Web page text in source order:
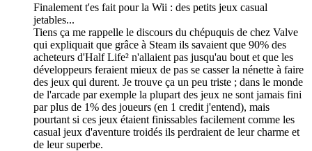
Finalement t'es fait pour la Wii : des petits jeux casual
jetables...
Tiens ça me rappelle le discours du chépuquis de chez Valve
qui expliquait que grâce à Steam ils savaient que 90% des
acheteurs d'Half Life² n'allaient pas jusqu'au bout et que les
développeurs feraient mieux de pas se casser la nénette à faire
des jeux qui durent. Je trouve ça un peu triste ; dans le monde
de l'arcade par exemple la plupart des jeux ne sont jamais fini
par plus de 1% des joueurs (en 1 credit j'entend), mais
pourtant si ces jeux étaient finissables facilement comme les
casual jeux d'aventure troidés ils perdraient de leur charme et
de leur superbe.